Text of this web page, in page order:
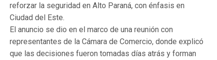
reforzar la seguridad en Alto Paraná, con énfasis en
Ciudad del Este.
El anuncio se dio en el marco de una reunión con
representantes de la Cámara de Comercio, donde explicó
que las decisiones fueron tomadas días atrás y forman